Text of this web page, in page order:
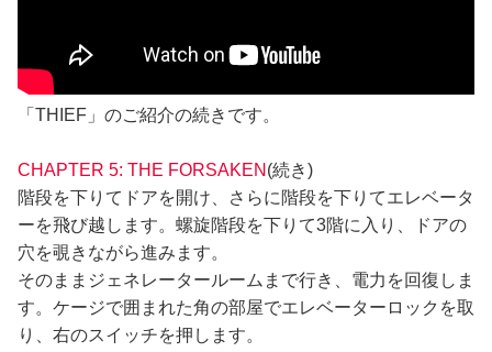
「THIEF」のご紹介の続きです。
CHAPTER 5: THE FORSAKEN (続き)
階段を下りてドアを開け、さらに階段を下りてエレベータ
ーを飛び越します。螺旋階段を下りて3階に入り、ドアの
穴を覗きながら進みます。
そのままジェネレータールームまで行き、電力を回復しま
す。ケージで囲まれた角の部屋でエレベーターロックを取
り、右のスイッチを押します。